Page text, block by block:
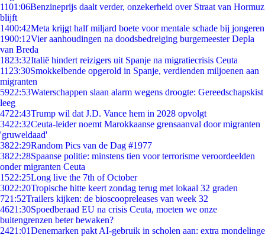
1101:06Benzineprijs daalt verder, onzekerheid over Straat van Hormuz
blijft
1400:42Meta krijgt half miljard boete voor mentale schade bij jongeren
1900:12Vier aanhoudingen na doodsbedreiging burgemeester Depla
van Breda
1823:32Italië hindert reizigers uit Spanje na migratiecrisis Ceuta
11 23:30Smokkelbende opgerold in Spanje, verdienden miljoenen aan
migranten
5922:53Waterschappen slaan alarm wegens droogte: Gereedschapskist
leeg
4722:43Trump wil dat J.D. Vance hem in 2028 opvolgt
3422:32Ceuta-leider noemt Marokkaanse grensaanval door migranten
'gruweldaad'
3822:29Random Pics van de Dag #1977
3822:28Spaanse politie: minstens tien voor terrorisme veroordeelden
onder migranten Ceuta
1522:25Long live the 7th of October
3022:20Tropische hitte keert zondag terug met lokaal 32 graden
721:52Trailers kijken: de bioscoopreleases van week 32
4621:30Spoedberaad EU na crisis Ceuta, moeten we onze
buitengrenzen beter bewaken?
2421:01Denemarken pakt AI-gebruik in scholen aan: extra mondelinge